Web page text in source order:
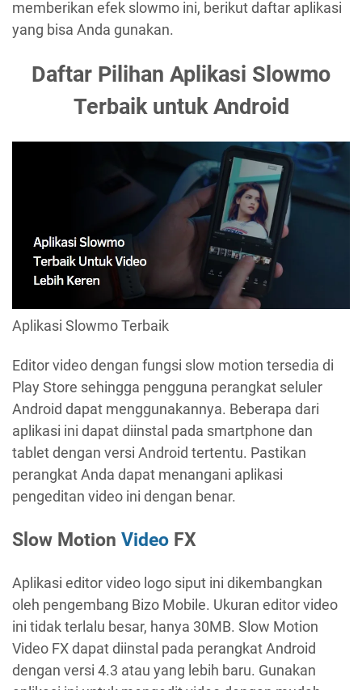
memberikan efek slowmo ini, berikut daftar aplikasi
yang bisa Anda gunakan.
Daftar Pilihan Aplikasi Slowmo
Terbaik untuk Android
Aplikasi Slowmo Terbaik
Editor video dengan fungsi slow motion tersedia di
Play Store sehingga pengguna perangkat seluler
Android dapat menggunakannya. Beberapa dari
aplikasi ini dapat diinstal pada smartphone dan
tablet dengan versi Android tertentu. Pastikan
perangkat Anda dapat menangani aplikasi
pengeditan video ini dengan benar.
Slow Motion Video FX
Aplikasi editor video logo siput ini dikembangkan
oleh pengembang Bizo Mobile. Ukuran editor video
ini tidak terlalu besar, hanya 30MB. Slow Motion
Video FX dapat diinstal pada perangkat Android
dengan versi 4.3 atau yang lebih baru. Gunakan